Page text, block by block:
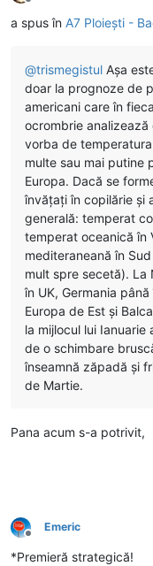
Deconectat
a spus în A7 Ploiești -
@trismegistul Așa
doar la prognoze de
americani care în
ocrombrie analizează
vorba de
multe sau mai putine
Europa. Dacă se
învățați în copilărie și
generală: temperat
temperat oceanică în
mediteraneană în
mult spre secetă). La
în UK, Germania
Europa de Est și
la mijlocul lui
de o schimbare
înseamnă zăpadă și
de Martie.
Pana acum s-a potrivit,
Deconectat
Emeric
*Premieră strategică!